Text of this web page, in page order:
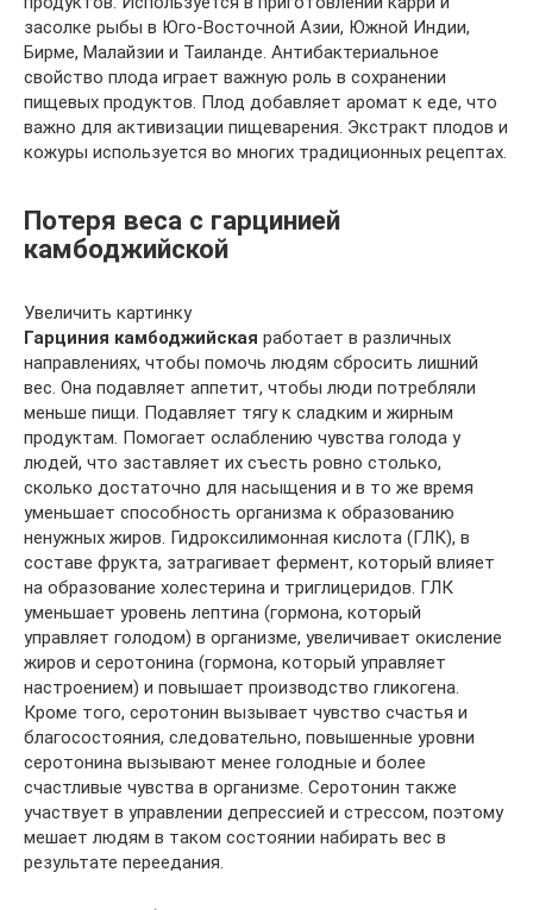
засолке рыбы в Юго-Восточной Азии, Южной Индии,
Бирме, Малайзии и Таиланде. Антибактериальное
свойство плода играет важную роль в сохранении
пищевых продуктов. Плод добавляет аромат к еде, что
важно для активизации пищеварения. Экстракт плодов и
кожуры используется во многих традиционных рецептах.
Потеря веса с гарцинией
камбоджийской
Увеличить картинку
Гарциния камбоджийская работает в различных
направлениях, чтобы помочь людям сбросить лишний
вес. Она подавляет аппетит, чтобы люди потребляли
меньше пищи. Подавляет тягу к сладким и жирным
продуктам. Помогает ослаблению чувства голода у
людей, что заставляет их съесть ровно столько,
сколько достаточно для насыщения и в то же время
уменьшает способность организма к образованию
ненужных жиров. Гидроксилимонная кислота (ГЛК), в
составе фрукта, затрагивает фермент, который влияет
на образование холестерина и триглицеридов. ГЛК
уменьшает уровень лептина (гормона, который
управляет голодом) в организме, увеличивает окисление
жиров и серотонина (гормона, который управляет
настроением) и повышает производство гликогена.
Кроме того, серотонин вызывает чувство счастья и
благосостояния, следовательно, повышенные уровни
серотонина вызывают менее голодные и более
счастливые чувства в организме. Серотонин также
участвует в управлении депрессией и стрессом, поэтому
мешает людям в таком состоянии набирать вес в
результате переедания.